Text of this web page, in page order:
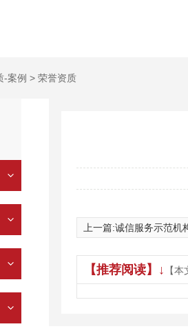
-案例 > 荣誉资质
上一篇:诚信服务示范机
【推荐阅读】↓ 【